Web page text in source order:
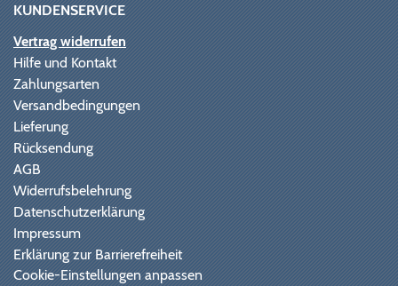
KUNDENSERVICE
Vertrag widerrufen
Hilfe und Kontakt
Zahlungsarten
Versandbedingungen
Lieferung
Rücksendung
AGB
Widerrufsbelehrung
Datenschutzerklärung
Impressum
Erklärung zur Barrierefreiheit
Cookie-Einstellungen anpassen